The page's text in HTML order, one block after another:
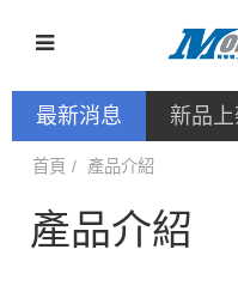
最新消息
新品上
首頁 產品介紹
產品介紹